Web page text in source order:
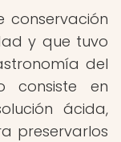
conservación
y que tuvo
del
consiste en
ácida,
preservarlos